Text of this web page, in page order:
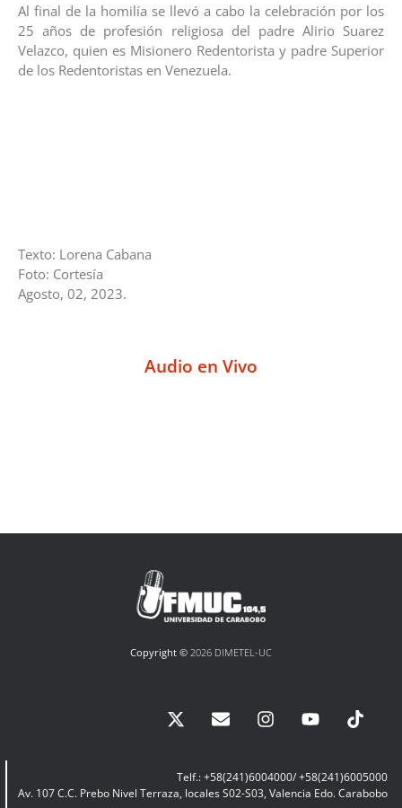
Al final de la homilía se llevó a cabo la celebración por los
25 años de profesión religiosa del padre Alirio Suarez
Velazco, quien es Misionero Redentorista y padre Superior
de los Redentoristas en Venezuela.
Texto: Lorena Cabana
Foto: Cortesía
Agosto, 02, 2023.
Audio en Vivo
Copyright © 2026 DIMETEL-UC
Telf.: +58(241)6004000/ +58(241)6005000
Av. 107 C.C. Prebo Nivel Terraza, locales S02-S03, Valencia Edo. Carabobo